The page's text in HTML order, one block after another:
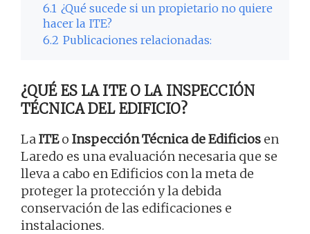
6.1 ¿Qué sucede si un propietario no quiere
hacer la ITE?
6.2 Publicaciones relacionadas:
¿QUÉ ES LA ITE O LA INSPECCIÓN
TÉCNICA DEL EDIFICIO?
LaITEo Inspección Técnica de Edificios en
Laredo es una evaluación necesaria que se
lleva a cabo en Edificios con la meta de
proteger la protección y la debida
conservación de las edificaciones e
instalaciones.